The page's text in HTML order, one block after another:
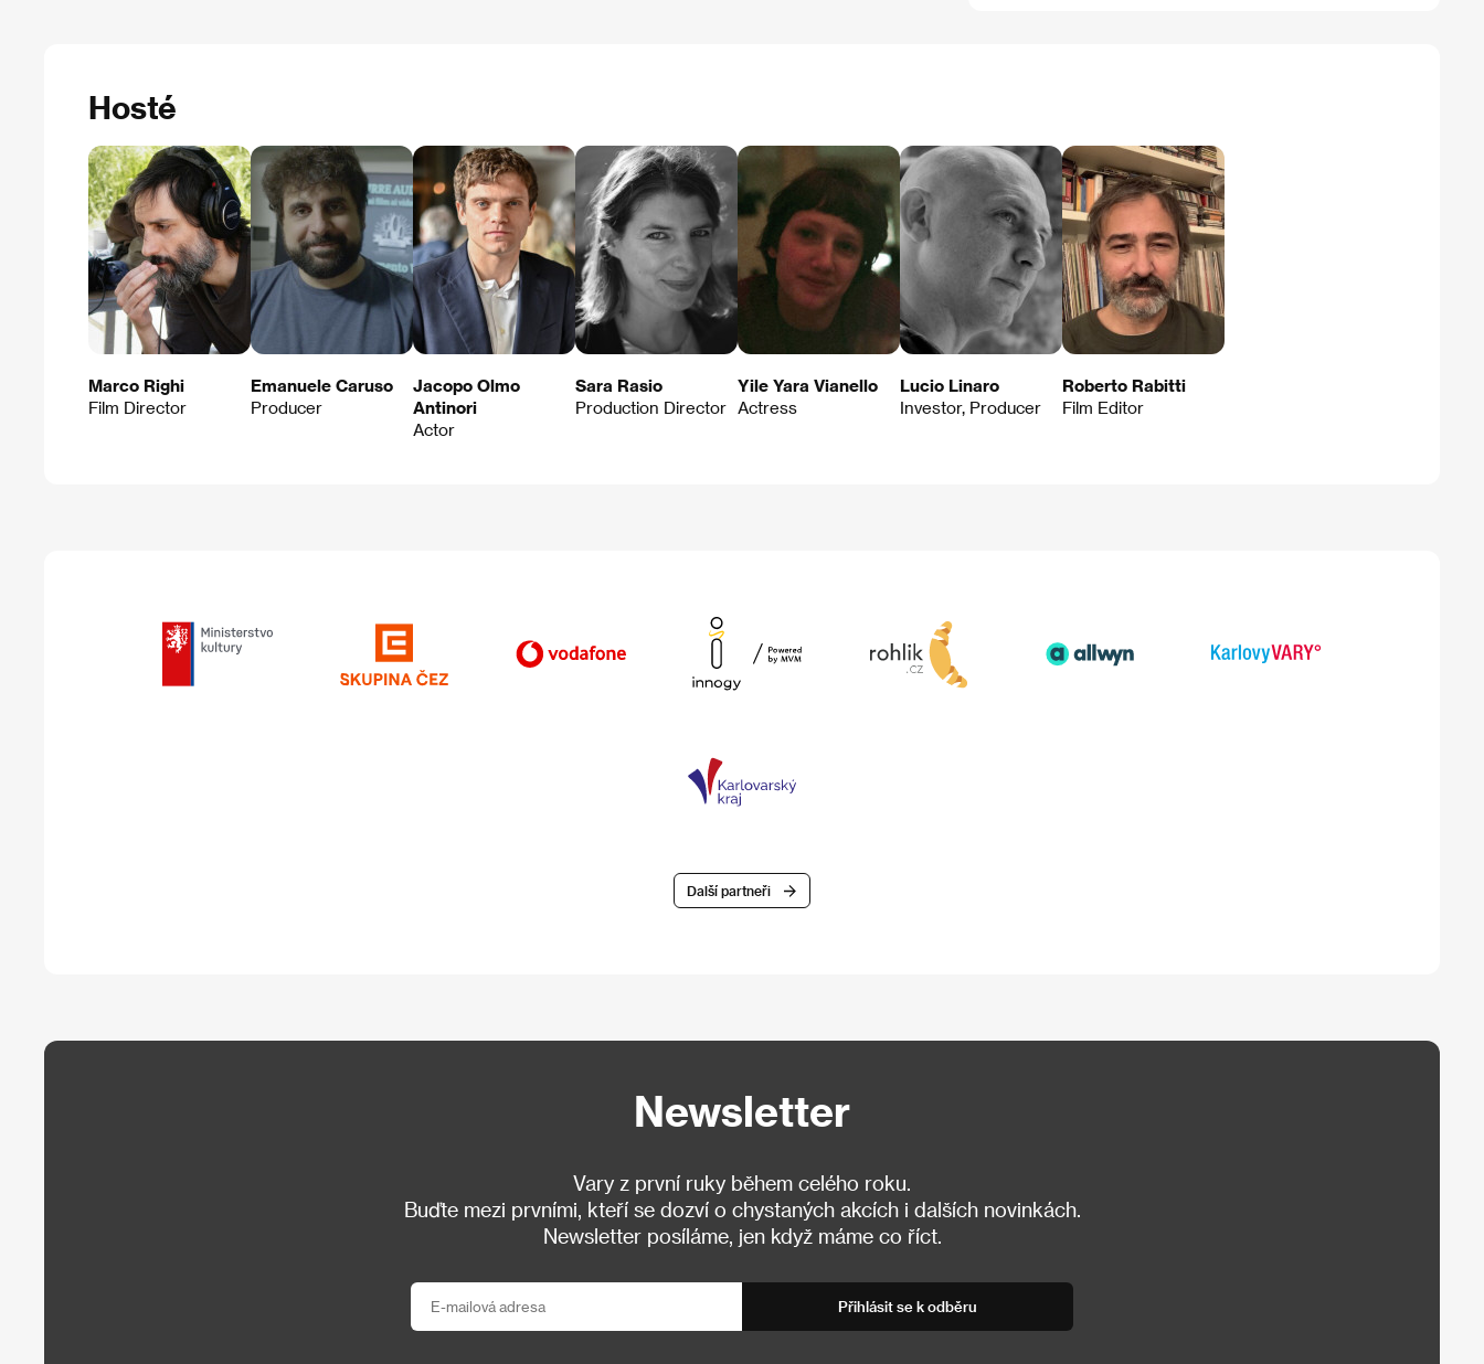
Hosté
Marco Righi
Film Director
Emanuele Caruso
Producer
Jacopo Olmo
Antinori
Actor
Sara Rasio
Production Director
Yile Yara Vianello
Actress
Lucio Linaro
Investor, Producer
Roberto Rabitti
Film Editor
Další partneři
Newsletter
Vary z první ruky během celého roku.
Buďte mezi prvními, kteří se dozví o chystaných akcích i dalších novinkách.
Newsletter posíláme, jen když máme co říct.
Přihlásit se k odběru